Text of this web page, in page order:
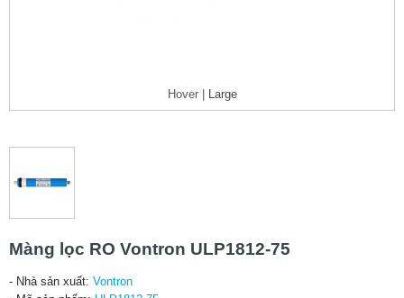
Hover | Large
Màng lọc RO Vontron ULP1812-75
- Nhà sản xuất: Vontron